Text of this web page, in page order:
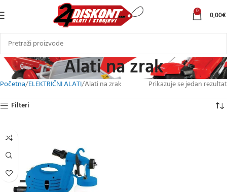
0 0,00€
Alati na zrak
Početna ELEKTRIČNI ALATI Alati na zrak
Prikazuje se jedan rezultat
Filteri